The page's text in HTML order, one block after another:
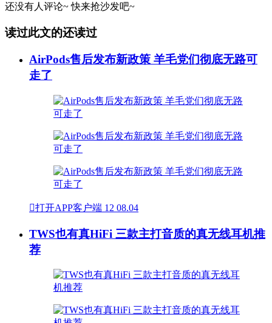
还没有人评论~ 快来抢沙发吧~
读过此文的还读过
AirPods售后发布新政策 羊毛党们彻底无路可
走了
打开APP客户端 12 08.04
TWS也有真HiFi 三款主打音质的真无线耳机推
荐